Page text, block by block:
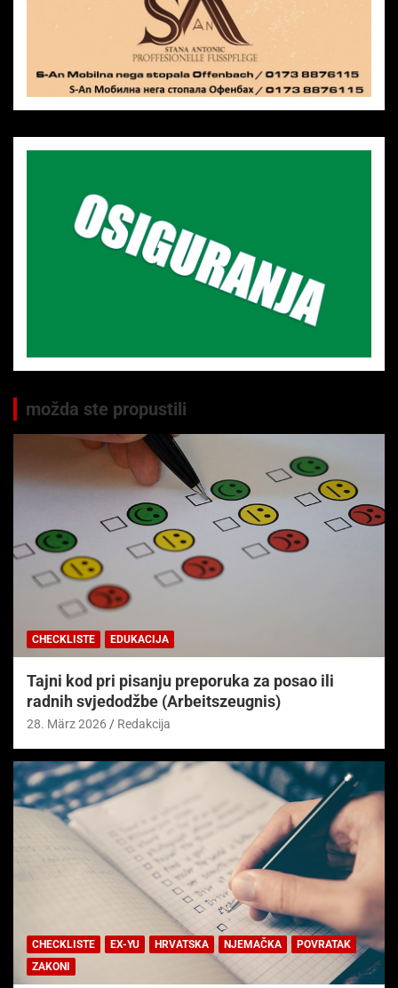
možda ste propustili
CHECKLISTE EDUKACIJA
Tajni kod pri pisanju preporuka za posao ili
radnih svjedodžbe (Arbeitszeugnis)
28. März 2026 Redakcija
CHECKLISTE EX-YU HRVATSKA NJEMAČKA
POVRATAK
ZAKONI